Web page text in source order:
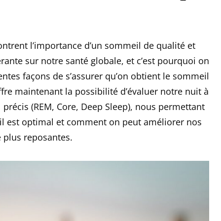
l’importance d’un sommeil de qualité et
sur notre santé globale, et c’est pourquoi on
façons de s’assurer qu’on obtient le sommeil
maintenant la possibilité d’évaluer notre nuit à
(REM, Core, Deep Sleep), nous permettant
est optimal et comment on peut améliorer nos
reposantes.